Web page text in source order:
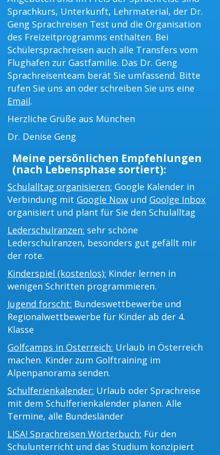
Sprachkurs, Unterkunft, Lehrmaterial, der Dr.
Geng Sprachreisen Test und die Organisation
des Freizeitprogramms enthalten. Bei
Schülersprachreisen auch alle Transfers vom
Flughafen zur Gastfamilie. Das Dr. Geng
Sprachreisenteam berät Sie umfassend. Bitte
rufen Sie uns an oder schreiben Sie uns eine
Email.
Herzliche Grüße aus München
Dr. Denise Geng
Meine persönlichen Empfehlungen
(nach Lebensphase sortiert):
Schulalltag organisieren: Google Kalender in
Verbindung mit Google Now und Goolge Inbox
organisiert und plant für Sie den Schulalltag
Lederschulranzen: sehr schöne
Lederschulranzen, besonders gut gefällt mir
der rote.
Kinderspiel (kostenlos): Kinder lernen in
wenigen Schritten programmieren.
Jugend forscht: Bundeswettbewerbe und
Regionalwettbewerbe für Kinder ab der 4.
Klasse
Golfcamps in Österreich: Urlaub in Österreich
machen. Kinder zum Golftraining im
Alpenpanorama senden.
Schulferienkalender: Urlaub oder Sprachreise
mit dem Schulferienkalender planen. Alle
Termine, alle Bundesländer
LISA! Sprachreisen Wörterbuch: Für den
Schulunterricht und das Studium konzipiert